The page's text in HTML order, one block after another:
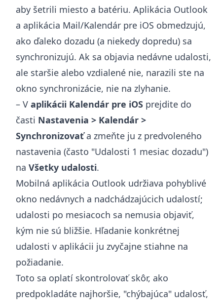
aby šetrili miesto a batériu. Aplikácia Outlook
a aplikácia Mail/Kalendár pre iOS obmedzujú,
ako ďaleko dozadu (a niekedy dopredu) sa
synchronizujú. Ak sa objavia nedávne udalosti,
ale staršie alebo vzdialené nie, narazili ste na
okno synchronizácie, nie na zlyhanie.
– V aplikácii Kalendár pre iOS prejdite do
časti Nastavenia > Kalendár >
Synchronizovaťa zmeňte ju z predvoleného
nastavenia (často "Udalosti 1 mesiac dozadu")
na Všetky udalosti.
Mobilná aplikácia Outlook udržiava pohyblivé
okno nedávnych a nadchádzajúcich udalostí;
udalosti po mesiacoch sa nemusia objaviť,
kým nie sú bližšie. Hľadanie konkrétnej
udalosti v aplikácii ju zvyčajne stiahne na
požiadanie.
Toto sa oplatí skontrolovať skôr, ako
predpokladáte najhoršie, "chýbajúca" udalosť,